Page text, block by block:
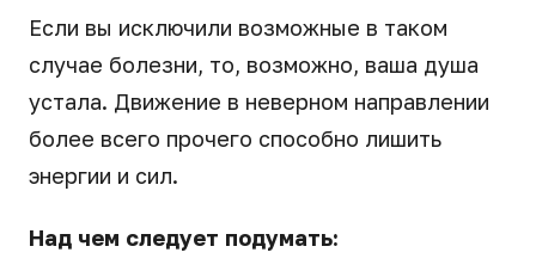
Если вы исключили возможные в таком
случае болезни, то, возможно, ваша душа
устала. Движение в неверном направлении
более всего прочего способно лишить
энергии и сил.
Над чем следует подумать: